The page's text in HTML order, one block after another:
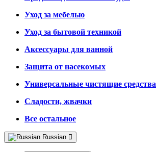
Уход за мебелью
Уход за бытовой техникой
Аксессуары для ванной
Защита от насекомых
Универсальные чистящие средства
Сладости, жвачки
Все остальное
Russian